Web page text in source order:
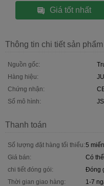
Giá tốt nhất
Thông tin chi tiết sản phẩm
Nguồn gốc:
Hàng hiệu:
Chứng nhận:
Số mô hình:
Thanh toán
Số lượng đặt hàng tối thiểu:5
Giá bán:
Có
chi tiết đóng gói:
Đóng
Thời gian giao hàng:
1-7